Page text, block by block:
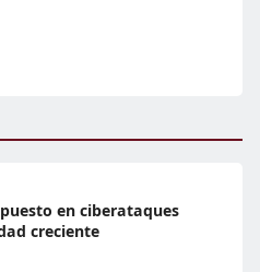
en ciberataques
creciente